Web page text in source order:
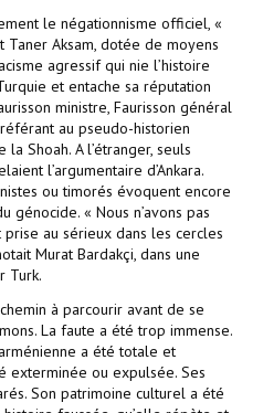
le négationnisme officiel, «
Aksam, dotée de moyens
agressif qui nie l’histoire
et entache sa réputation
ministre, Faurisson général
au pseudo-historien
Shoah. A l’étranger, seuls
l’argumentaire d’Ankara.
ou timorés évoquent encore
« Nous n’avons pas
au sérieux dans les cercles
Murat Bardakçi, dans une
Turk.
à parcourir avant de se
La faute a été trop immense.
a été totale et
exterminée ou expulsée. Ses
Son patrimoine culturel a été